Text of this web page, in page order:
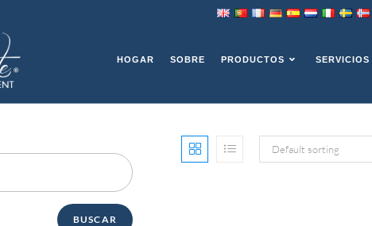
HOGAR SOBRE PRODUCTOS SERVICIOS
RESTAURANT
Default sorting
BUSCAR